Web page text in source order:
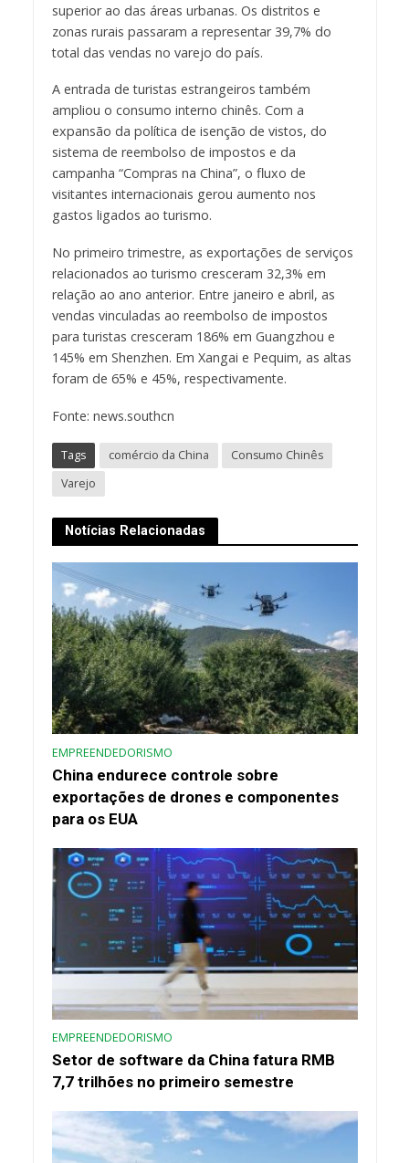
superior ao das áreas urbanas. Os distritos e
zonas rurais passaram a representar 39,7% do
total das vendas no varejo do país.
A entrada de turistas estrangeiros também
ampliou o consumo interno chinês. Com a
expansão da política de isenção de vistos, do
sistema de reembolso de impostos e da
campanha “Compras na China”, o fluxo de
visitantes internacionais gerou aumento nos
gastos ligados ao turismo.
No primeiro trimestre, as exportações de serviços
relacionados ao turismo cresceram 32,3% em
relação ao ano anterior. Entre janeiro e abril, as
vendas vinculadas ao reembolso de impostos
para turistas cresceram 186% em Guangzhou e
145% em Shenzhen. Em Xangai e Pequim, as altas
foram de 65% e 45%, respectivamente.
Fonte: news.southcn
Tags comércio da China
Consumo Chinês
Varejo
Notícias Relacionadas
EMPREENDEDORISMO
China endurece controle sobre
exportações de drones e componentes
para os EUA
EMPREENDEDORISMO
Setor de software da China fatura RMB
7,7 trilhões no primeiro semestre